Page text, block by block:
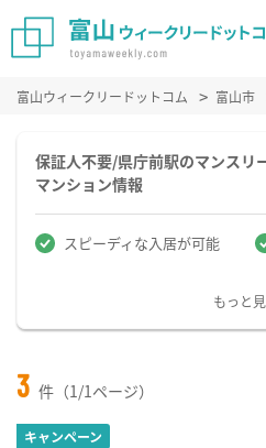
富山ウィークリードットコム 富山市
保証人不要/県庁前駅のマンスリ
マンション情報
スピーディな入居が可能
もっと
3 件（1/1ページ）
キャンペーン